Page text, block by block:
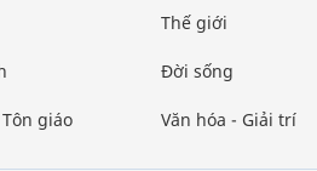
giáo
Thế giới
Đời sống
Văn hóa - Giải trí